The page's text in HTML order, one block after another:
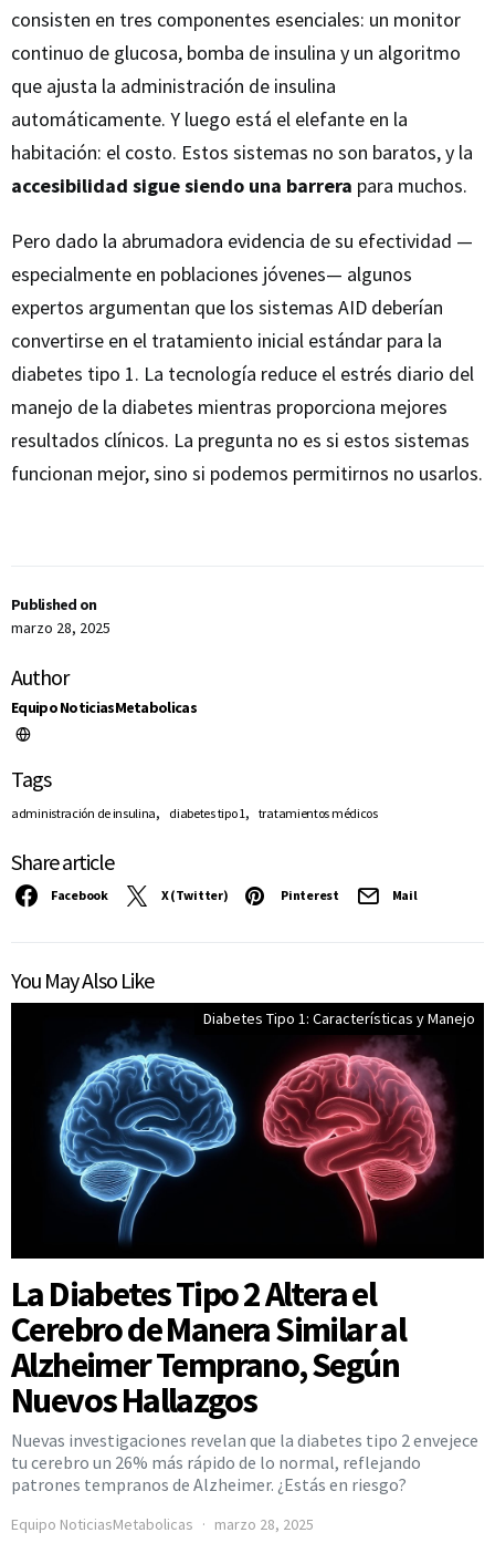
Published on
marzo 28, 2025
Author
Equipo NoticiasMetabolicas
Tags
administración de insulina, diabetes tipo 1, tratamientos médicos
Share article
Facebook X (Twitter) Pinterest Mail
consisten en tres componentes esenciales: un monitor
continuo de glucosa, bomba de insulina y un algoritmo
que ajusta la administración de insulina
automáticamente. Y luego está el elefante en la
habitación: el costo. Estos sistemas no son baratos, y la
accesibilidad sigue siendo una barrera para muchos.
Pero dado la abrumadora evidencia de su efectividad —
especialmente en poblaciones jóvenes— algunos
expertos argumentan que los sistemas AID deberían
convertirse en el tratamiento inicial estándar para la
diabetes tipo 1. La tecnología reduce el estrés diario del
manejo de la diabetes mientras proporciona mejores
resultados clínicos. La pregunta no es si estos sistemas
funcionan mejor, sino si podemos permitirnos no usarlos.
You May Also Like
Diabetes Tipo 1: Características y Manejo
La Diabetes Tipo 2 Altera el
Cerebro de Manera Similar al
Alzheimer Temprano, Según
Nuevos Hallazgos
Nuevas investigaciones revelan que la diabetes tipo 2 envejece
tu cerebro un 26% más rápido de lo normal, reflejando
patrones tempranos de Alzheimer. ¿Estás en riesgo?
Equipo NoticiasMetabolicas marzo 28, 2025